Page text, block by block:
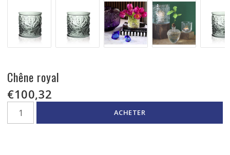
Chêne royal
€100,32
ACHETER